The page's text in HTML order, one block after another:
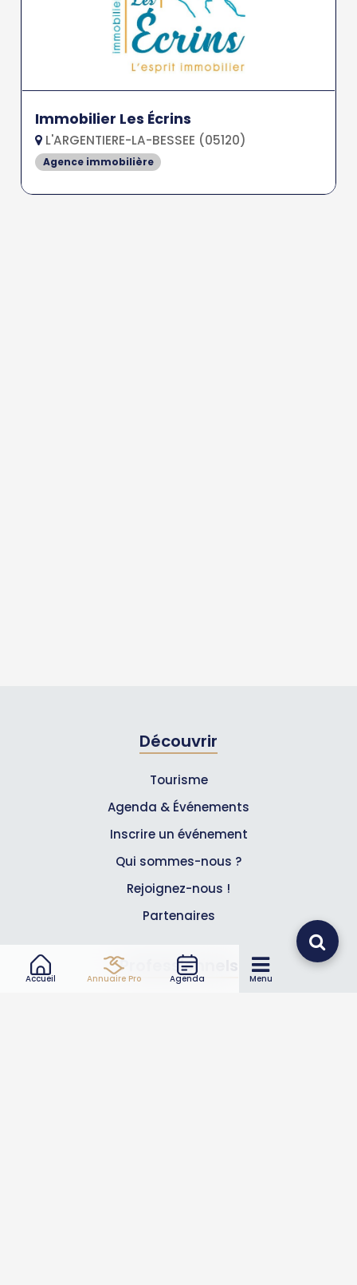
Accueil Annuaire Pro Agenda Menu
Immobilier Les Écrins
L'ARGENTIERE-LA-BESSEE (05120)
Agence immobilière
Découvrir
Tourisme
Agenda & Événements
Inscrire un événement
Qui sommes-nous ?
Rejoignez-nous !
Partenaires
Professionnels